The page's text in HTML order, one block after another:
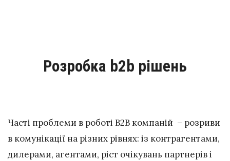
Розробка b2b рішень
Часті проблеми в роботі B2B компаній – розриви
в комунікації на різних рівнях: із контрагентами,
дилерами, агентами, ріст очікувань партнерів і